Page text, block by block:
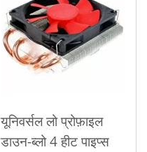
यूनिवर्सल लो प्रोफ़ाइल
डाउन-ब्लो 4 हीट पाइप्स